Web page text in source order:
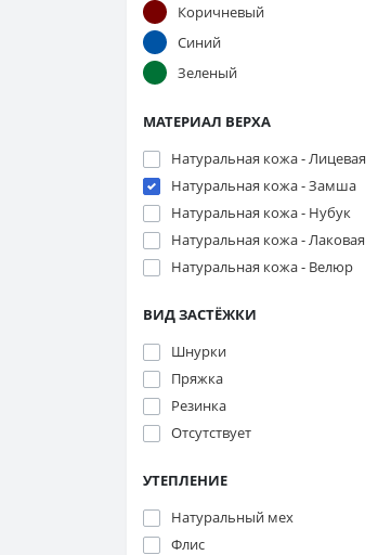
Коричневый
Синий
Зеленый
МАТЕРИАЛ ВЕРХА
Натуральная кожа - Лицевая
Натуральная кожа - Замша
Натуральная кожа - Нубук
Натуральная кожа - Лаковая
Натуральная кожа - Велюр
ВИД ЗАСТЁЖКИ
Шнурки
Пряжка
Резинка
Отсутствует
УТЕПЛЕНИЕ
Натуральный мех
Флис